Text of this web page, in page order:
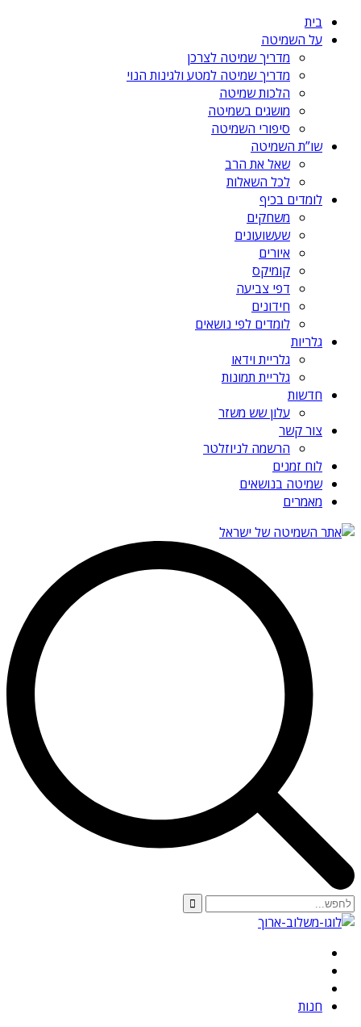
בית
על השמיטה
מדריך שמיטה לצרכן
מדריך שמיטה למטע ולגינות הנוי
הלכות שמיטה
מושגים בשמיטה
סיפורי השמיטה
שו”ת השמיטה
שאל את הרב
לכל השאלות
לומדים בכיף
משחקים
שעשועונים
איורים
קומיקס
דפי צביעה
חידונים
לומדים לפי נושאים
גלריות
גלריית וידאו
גלריית תמונות
חדשות
עלון שש משזר
צור קשר
הרשמה לניוזלטר
לוח זמנים
שמיטה בנושאים
מאמרים
חנות